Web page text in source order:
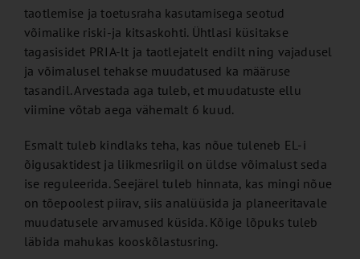
taotlemise ja toetusraha kasutamisega seotud
võimalike riski-ja kitsaskohti. Ühtlasi küsitakse
tagasisidet PRIA-lt ja taotlejatelt endilt ning vajadusel
ja võimalusel tehakse muudatused ka määruse
tasandil. Arvestada aga tuleb, et muudatuste ellu
viimine võtab aega vähemalt 6 kuud.
Esmalt tuleb kindlaks teha, kas nõue tuleneb EL-i
õigusaktidest ja liikmesriigil on üldse võimalust seda
ise reguleerida. Seejärel tuleb hinnata, kas mingi nõue
on tõepoolest piirav, siis analüüsida ja planeeritavale
muudatusele arvamused küsida. Kõige lõpuks tuleb
läbida mahukas kooskõlastusring.